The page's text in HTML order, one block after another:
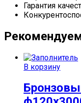
Гарантия
В корзину